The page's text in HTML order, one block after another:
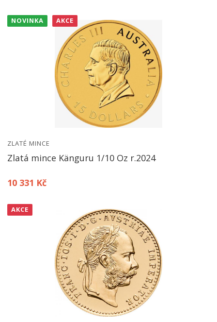
NOVINKA AKCE
ZLATÉ MINCE
Zlatá mince Känguru 1/10 Oz r.2024
10 331 Kč
AKCE